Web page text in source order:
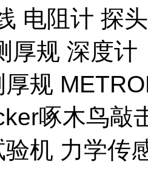
电阻计 探
厚规 深度
规
啄木鸟敲
机 力学传